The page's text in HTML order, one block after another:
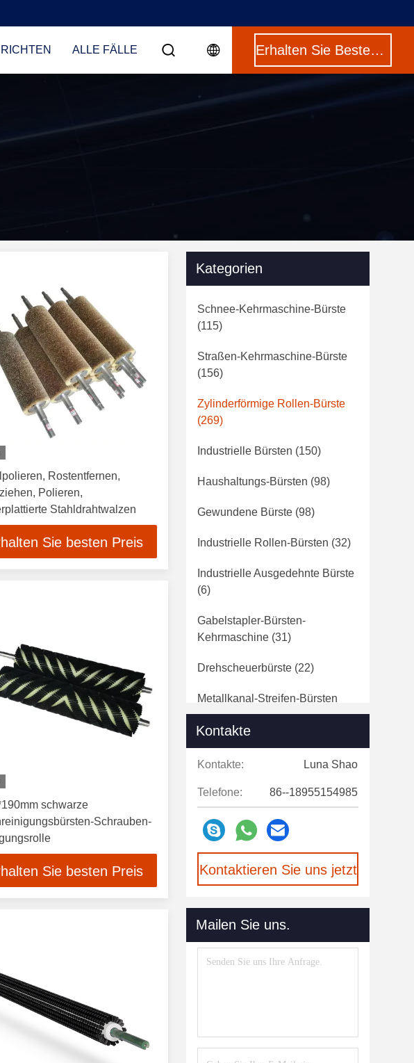
ALLE FÄLLE Erhalten Sie Besten Preis
Rostentfernen,
Polieren,
Stahldrahtwalzen
Sie besten Preis
schwarze
Schrauben-
Sie besten Preis
Kategorien
Schnee-Kehrmaschine-Bürste
(115)
Straßen-Kehrmaschine-Bürste
(156)
Zylinderförmige Rollen-Bürste
(269)
Industrielle Bürsten (150)
Haushaltungs-Bürsten (98)
Gewundene Bürste (98)
Industrielle Rollen-Bürsten (32)
Industrielle Ausgedehnte Bürste
(6)
Gabelstapler-Bürsten-
Kehrmaschine (31)
Drehscheuerbürste (22)
Metallkanal-Streifen-Bürsten
(53)
Sonnenkollektor-Reinigungs-
Bürste(54)
Quetschverbundene Rundbürste
(49)
Trommel-
Sandpapierschleifmaschine-
Drahtbürste(9)
Kehrmaschine-Maschine(42)
Kontakte
Kontakte: Luna Shao
Telefone: 86--18955154985
Kontaktieren Sie uns jetzt
Mailen Sie uns.